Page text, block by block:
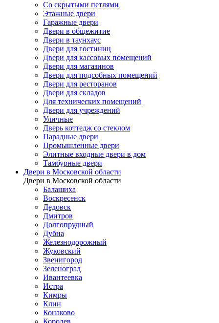
Со скрытыми петлями
Этажные двери
Гаражные двери
Двери в общежитие
Двери в таунхаус
Двери для гостиниц
Двери для кассовых помещений
Двери для магазинов
Двери для подсобных помещений
Двери для ресторанов
Двери для складов
Для технических помещений
Двери для учреждений
Уличные
Дверь коттедж со стеклом
Парадные двери
Промышленные двери
Элитные входные двери в дом
Тамбурные двери
Двери в Московской области
Двери в Московской области
Балашиха
Воскресенск
Дедовск
Дмитров
Долгопрудный
Дубна
Железнодорожный
Жуковский
Звенигород
Зеленоград
Ивантеевка
Истра
Кимры
Клин
Конаково